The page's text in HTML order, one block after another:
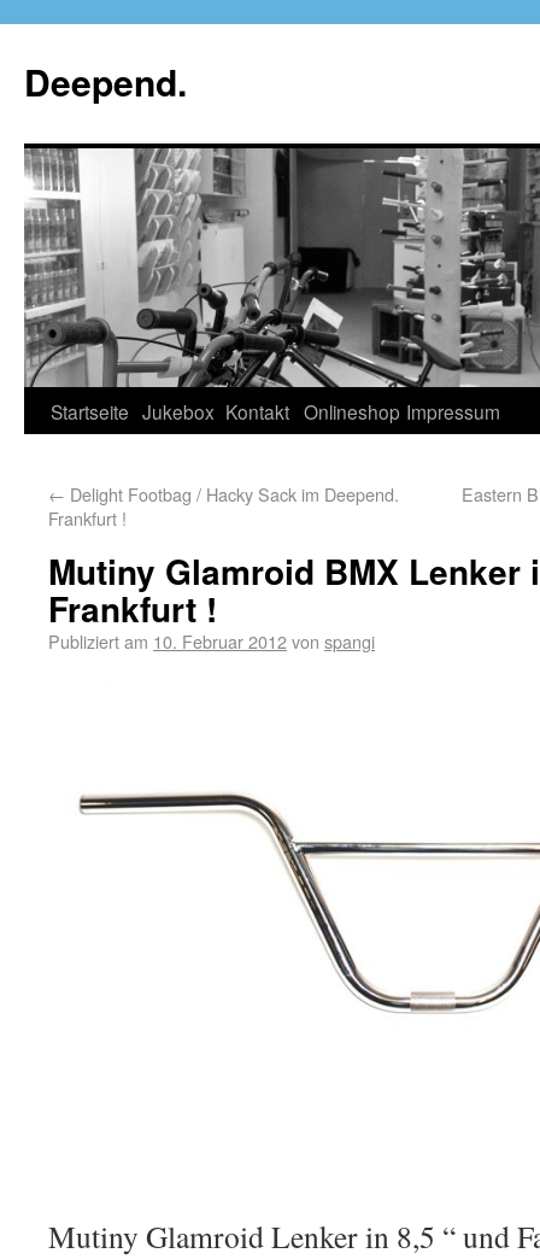
Deepend.
Startseite Jukebox Kontakt Onlineshop Impressum
← Delight Footbag / Hacky Sack im Deepend.
Frankfurt !
Eastern
Mutiny Glamroid BMX Lenker
Frankfurt !
Publiziert am 10. Februar 2012von spangi
Mutiny Glamroid Lenker in 8,5 “ und